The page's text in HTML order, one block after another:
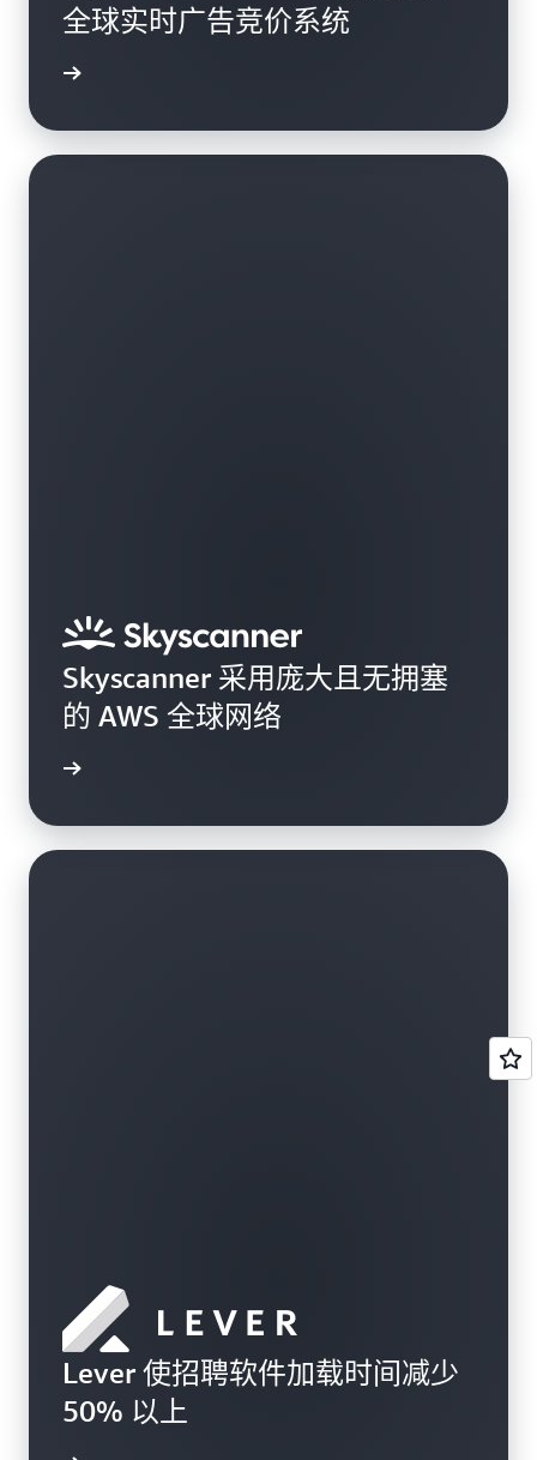
全球实时广告竞价系统
Skyscanner 采用庞大且无拥塞
的 AWS 全球网络
Lever 使招聘软件加载时间减少
50% 以上